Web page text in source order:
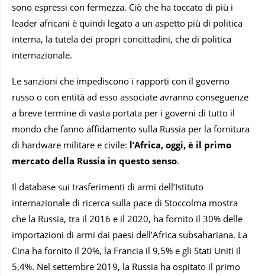
sono espressi con fermezza. Ciò che ha toccato di più i
leader africani è quindi legato a un aspetto più di politica
interna, la tutela dei propri concittadini, che di politica
internazionale.
Le sanzioni che impediscono i rapporti con il governo
russo o con entità ad esso associate avranno conseguenze
a breve termine di vasta portata per i governi di tutto il
mondo che fanno affidamento sulla Russia per la fornitura
di hardware militare e civile: l’Africa, oggi, è il primo
mercato della Russia in questo senso.
Il database sui trasferimenti di armi dell’Istituto
internazionale di ricerca sulla pace di Stoccolma mostra
che la Russia, tra il 2016 e il 2020, ha fornito il 30% delle
importazioni di armi dai paesi dell’Africa subsahariana. La
Cina ha fornito il 20%, la Francia il 9,5% e gli Stati Uniti il ​​
5,4%. Nel settembre 2019, la Russia ha ospitato il primo